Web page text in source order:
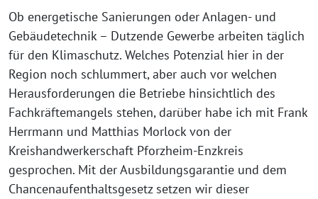
Ob energetische Sanierungen oder Anlagen- und
Gebäudetechnik – Dutzende Gewerbe arbeiten täglich
für den Klimaschutz. Welches Potenzial hier in der
Region noch schlummert, aber auch vor welchen
Herausforderungen die Betriebe hinsichtlich des
Fachkräftemangels stehen, darüber habe ich mit Frank
Herrmann und Matthias Morlock von der
Kreishandwerkerschaft Pforzheim-Enzkreis
gesprochen. Mit der Ausbildungsgarantie und dem
Chancenaufenthaltsgesetz setzen wir dieser